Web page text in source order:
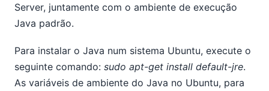
Server, juntamente com o ambiente de execução
Java padrão.
Para instalar o Java num sistema Ubuntu, execute o
seguinte comando: sudo apt-get install default-jre.
As variáveis de ambiente do Java no Ubuntu, para